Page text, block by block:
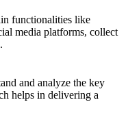
functionalities like
media platforms, collect
and analyze the key
helps in delivering a